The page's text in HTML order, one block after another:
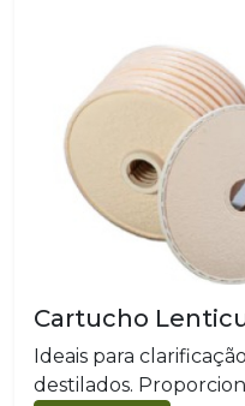
Cartucho
Ideais para
destilados.